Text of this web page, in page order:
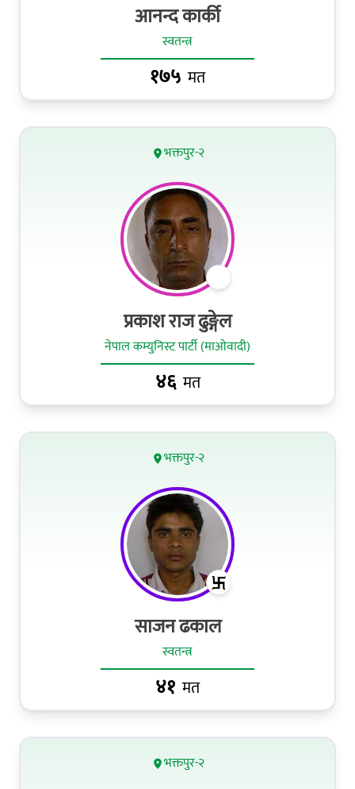
आनन्द कार्की
स्वतन्त्र
१७५ मत
भक्तपुर-२
प्रकाश राज ढुङ्गेल
नेपाल कम्युनिस्ट पार्टी (माओवादी)
४६ मत
भक्तपुर-२
साजन ढकाल
स्वतन्त्र
४१ मत
भक्तपुर-२